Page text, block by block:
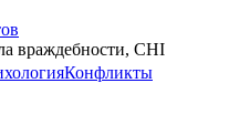
враждебности, CHI
Конфликты